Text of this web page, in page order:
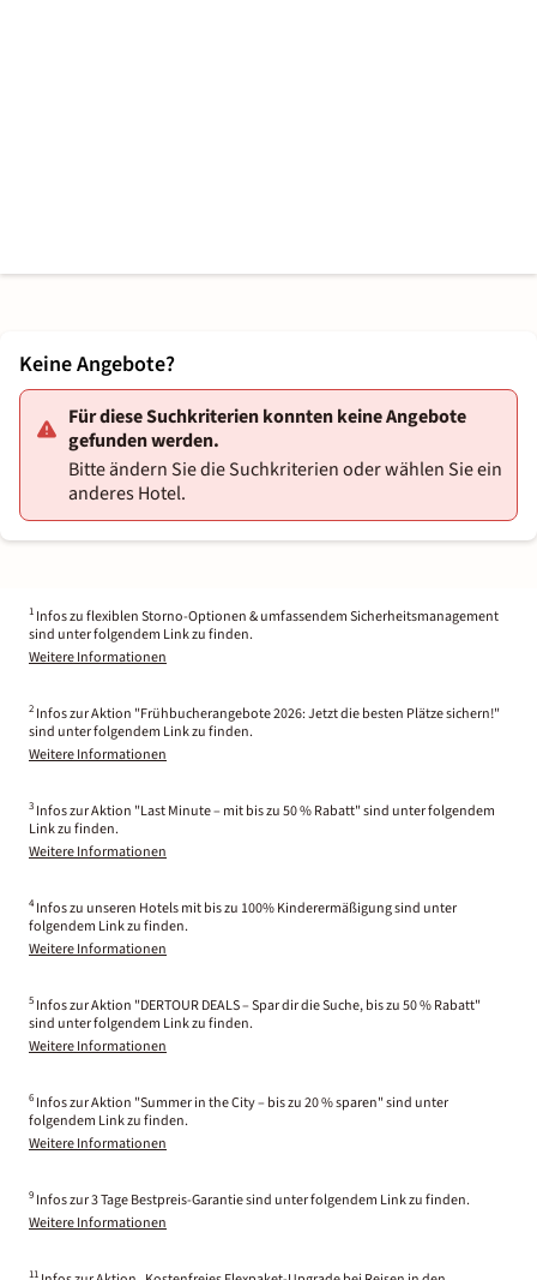
Keine Angebote?
Für diese Suchkriterien konnten keine Angebote
gefunden werden.
Bitte ändern Sie die Suchkriterien oder wählen Sie ein
anderes Hotel.
1 Infos zu flexiblen Storno-Optionen & umfassendem Sicherheitsmanagement
sind unter folgendem Link zu finden.
Weitere Informationen
2 Infos zur Aktion "Frühbucherangebote 2026: Jetzt die besten Plätze sichern!"
sind unter folgendem Link zu finden.
Weitere Informationen
3 Infos zur Aktion "Last Minute – mit bis zu 50 % Rabatt" sind unter folgendem
Link zu finden.
Weitere Informationen
4 Infos zu unseren Hotels mit bis zu 100% Kinderermäßigung sind unter
folgendem Link zu finden.
Weitere Informationen
5 Infos zur Aktion "DERTOUR DEALS – Spar dir die Suche, bis zu 50 % Rabatt"
sind unter folgendem Link zu finden.
Weitere Informationen
6 Infos zur Aktion "Summer in the City – bis zu 20 % sparen" sind unter
folgendem Link zu finden.
Weitere Informationen
9 Infos zur 3 Tage Bestpreis-Garantie sind unter folgendem Link zu finden.
Weitere Informationen
11